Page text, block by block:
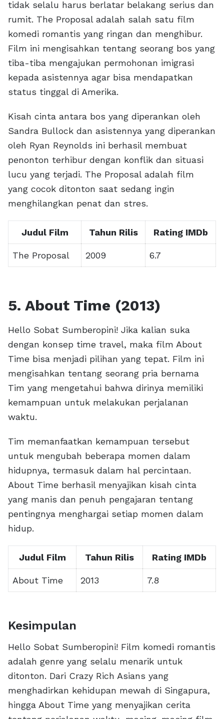
tidak selalu harus berlatar belakang serius dan
rumit. The Proposal adalah salah satu film
komedi romantis yang ringan dan menghibur.
Film ini mengisahkan tentang seorang bos yang
tiba-tiba mengajukan permohonan imigrasi
kepada asistennya agar bisa mendapatkan
status tinggal di Amerika.
Kisah cinta antara bos yang diperankan oleh
Sandra Bullock dan asistennya yang diperankan
oleh Ryan Reynolds ini berhasil membuat
penonton terhibur dengan konflik dan situasi
lucu yang terjadi. The Proposal adalah film
yang cocok ditonton saat sedang ingin
menghilangkan penat dan stres.
Judul Film Tahun Rilis Rating IMDb
The Proposal 2009 6.7
5. About Time (2013)
Hello Sobat Sumberopini! Jika kalian suka
dengan konsep time travel, maka film About
Time bisa menjadi pilihan yang tepat. Film ini
mengisahkan tentang seorang pria bernama
Tim yang mengetahui bahwa dirinya memiliki
kemampuan untuk melakukan perjalanan
waktu.
Tim memanfaatkan kemampuan tersebut
untuk mengubah beberapa momen dalam
hidupnya, termasuk dalam hal percintaan.
About Time berhasil menyajikan kisah cinta
yang manis dan penuh pengajaran tentang
pentingnya menghargai setiap momen dalam
hidup.
Judul Film Tahun Rilis Rating IMDb
About Time 2013 7.8
Kesimpulan
Hello Sobat Sumberopini! Film komedi romantis
adalah genre yang selalu menarik untuk
ditonton. Dari Crazy Rich Asians yang
menghadirkan kehidupan mewah di Singapura,
hingga About Time yang menyajikan cerita